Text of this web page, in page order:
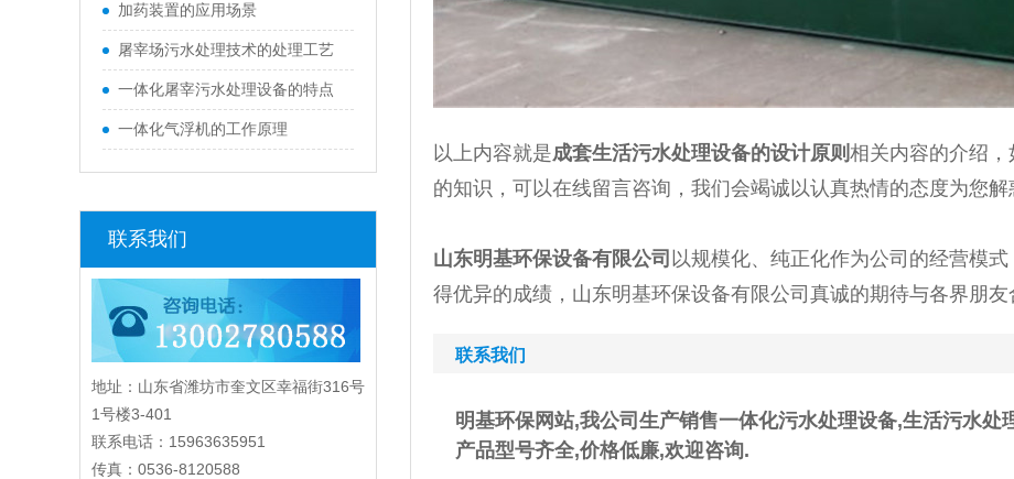
加药装置的应用场景
屠宰场污水处理技术的处理工艺
一体化屠宰污水处理设备的特点
一体化气浮机的工作原理
联系我们
地址：山东省潍坊市奎文区幸福街316号
1号楼3-401
联系电话：15963635951
传真：0536-8120588
以上内容就是成套生活污水处理设备的设计原则 相关内容的介绍
的知识，可以在线留言咨询，我们会竭诚以认真热情的态度为您解
山东明基环保设备有限公司 以规模化、纯正化作为公司的经营模
得优异的成绩，山东明基环保设备有限公司真诚的期待与各界朋友
联系我们
明基环保网站,我公司生产销售一体化污水处理设备,生活污水处
产品型号齐全,价格低廉,欢迎咨询.